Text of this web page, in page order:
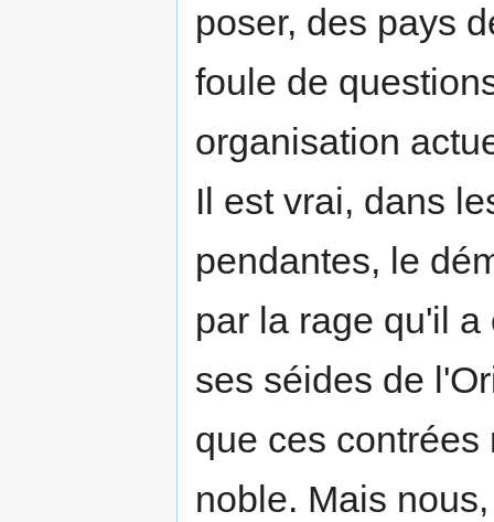
poser, des pays
foule de
organisation
Il est vrai, dans
pendantes, le
par la rage qu'il
ses séides de
que ces
noble. Mais